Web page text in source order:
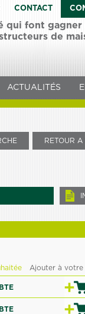
CONTACT
qui font gagner
de
ACTUALITÉS
RETOUR A
Ajouter à votre
BTE
BTE